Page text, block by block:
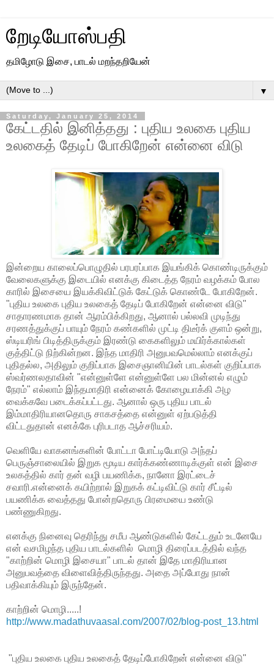
றேடியோஸ்பதி
தமிழோடு இசை, பாடல் மறந்தறியேன்
▼
Saturday, January 25, 2014
கேட்டதில் இனித்தது : புதிய உலகை புதிய
உலகைத் தேடிப் போகிறேன் என்னை விடு
இன்றைய காலைப்பொழுதில் பரபரப்பாக இயங்கிக் கொண்டிருக்கும்
வேலைகளுக்கு இடையில் எனக்கு கிடைத்த நேரம் வழக்கம் போல
காரில் இசையை இயக்கிவிட்டுக் கேட்டுக் கொண்டே போகிறேன்.
"புதிய உலகை புதிய உலகைத் தேடிப் போகிறேன் என்னை விடு"
சாதாரணமாக தான் ஆரம்பிக்கிறது, ஆனால் பல்லவி முடிந்து
சரணத்துக்குப் பாயும் நேரம் கண்களில் முட்டி திடீர்க் குளம் ஒன்று,
ஸ்டியரிங் பிடித்திருக்கும் இரண்டு கைகளிலும் மயிர்க்கால்கள்
குத்திட்டு நிற்கின்றன. இந்த மாதிரி அனுபவமெல்லாம் எனக்குப்
புதிதல்ல, அதிலும் குறிப்பாக இசைஞானியின் பாடல்கள் குறிப்பாக
ஸ்வர்ணலதாவின் "என்னுள்ளே என்னுள்ளே பல மின்னல் எழும்
நேரம்" எல்லாம் இந்தமாதிரி என்னைக் கோழையாக்கி அழ
வைக்கவே படைக்கப்பட்டது. ஆனால் ஒரு புதிய பாடல்
இம்மாதிரியானதொரு சாகசத்தை என்னுள் ஏற்படுத்தி
விட்டதுதான் எனக்கே புரிபடாத ஆச்சரியம்.
வெளியே வாகனங்களின் போட்டா போட்டியோடு அந்தப்
பெருஞ்சாலையில் இறுக மூடிய கார்க்கண்ணாடிக்குள் என் இசை
உலகத்தில் கார் தன் வழி பயணிக்க, நானோ இரட்டைச்
சவாரி.என்னைக் கயிற்றால் இறுகக் கட்டிவிட்டு கார் சீட்டில்
பயணிக்க வைத்தது போன்றதொரு பிரமையை உண்டு
பண்ணுகிறது.
எனக்கு நினைவு தெரிந்து சமீப ஆண்டுகளில் கேட்டதும் உடனேயே
என் வசமிழந்த புதிய பாடல்களில் மொழி திரைப்படத்தில் வந்த
"காற்றின் மொழி இசையா" பாடல் தான் இதே மாதிரியான
அனுபவத்தை விளைவித்திருந்தது. அதை அப்போது நான்
பதிவாக்கியும் இருந்தேன்.
காற்றின் மொழி.....!
http://www.madathuvaasal.com/2007/02/blog-post_13.html
"புதிய உலகை புதிய உலகைத் தேடிப்போகிறேன் என்னை விடு"